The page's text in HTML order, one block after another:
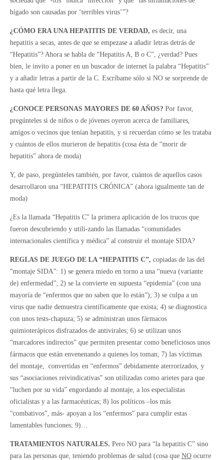
hígado son causadas por ‘terribles virus’”?
¿CÓMO ERA UNA HEPATITIS DE VERDAD, es decir, una
hepatitis a secas, antes de que se empezase a añadir letras detrás de
“Hepatitis”? Ahora se habla de “Hepatitis A, B o C”, ¿verdad? Pues
bien, le invito a poner en un buscador de internet la palabra “Hepatitis”
y a añadir letras a partir de la C. Escríbame sólo si NO se sorprende de
hasta qué letra llega.
¿CONOCE PERSONAS MAYORES DE 60 AÑOS? Por favor,
pregúnteles si de niños o de jóvenes oyeron acerca de familiares,
amigos o vecinos que tenían hepatitis, y si recuerdan cómo se les trataba
y cuántos de ellos murieron de hepatitis (cosa ésta de “morir de
hepatitis” ahora de moda)
Y, de paso, pregúnteles también, por favor, cuántos de aquellos casos
desarrollaron una “HEPATITIS CRÓNICA” (ahora igualmente tan de
moda)
¿Es la llamada “Hepatitis C” la primera aplicación de los trucos que
fueron descubriendo y utili-zando las llamadas “comunidades
internacionales científica y médica” al construir el montaje SIDA?
REGLAS DE JUEGO DE LA “HEPATITIS C”, copiadas de las del
“montaje SIDA”: 1) se genera miedo en torno a una “nueva (variante
de) enfermedad”; 2) se la convierte en supuesta “epidemia” (con una
mayoría de “enfermos que no saben que lo están”); 3) se culpa a un
virus que nadie demuestra científicamente que exista; 4) se diagnostica
con unos tests-chapuza; 5) se administran unos fármacos
quimioterápicos disfrazados de antivirales; 6) se utilizan unos
“marcadores indirectos” que permiten presentar como beneficiosos unos
fármacos que están envenenando a quienes los toman; 7) las víctimas
del montaje, convertidas en “enfermos” debidamente aterrorizados, y
sus “asociaciones reivindicativas” son utilizadas como arietes para que
“luchen por su vida” engordando al montaje, a los especialistas
oficialistas y a las farmacéuticas; 8) los políticos –los más
“combativos”, más- apoyan a los “enfermos” para cumplir estas
lamentables funciones; 9)…
TRATAMIENTOS NATURALES. Pero NO para “la hepatitis C” sino
para las personas que, teniendo problemas de salud (cosa que NO ocurre